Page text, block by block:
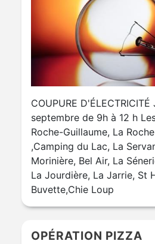
COUPURE
septembre de 9h à 12 h
Roche-Guillaume, La
,Camping du Lac, La
Morinière, Bel Air, La
La Jourdière, La Jarrie, St
Buvette,Chie Loup
OPÉRATION PIZZA